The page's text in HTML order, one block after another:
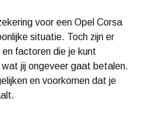
voor een Opel Corsa
situatie. Toch zijn er
factoren die je kunt
jij ongeveer gaat betalen.
en voorkomen dat je